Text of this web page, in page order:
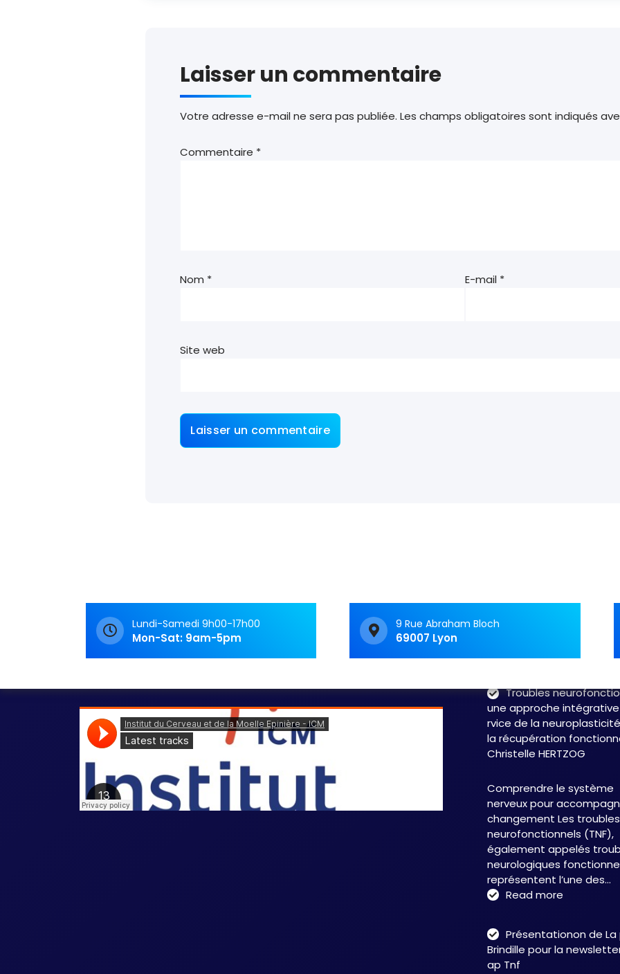
Laisser un commentaire
Votre adresse e-mail ne sera pas publiée. Les champs obligatoires sont indiqués
Commentaire *
Nom * E-mail *
Site web
Lundi-Samedi 9h00-17h00
Mon-Sat: 9am-5pm
9 Rue Abraham Bloch
69007 Lyon
Rendez-vous
c’est souvent avoir le
sentiment d’avancer
Troubles
une approche
rvice de la
la récupération
Christelle HERTZOG
Comprendre le système
nerveux pour
changement Les troubles
neurofonctionnels (TNF),
également appelés
neurologiques
représentent l’une des…
Read more
:
une
Présentationon de La
Brindille pour la
ap Tnf